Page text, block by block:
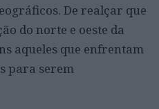
De realçar que
do norte e oeste da
aqueles que enfrentam
para serem